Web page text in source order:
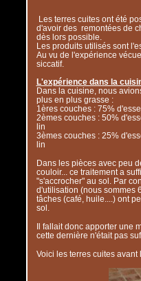
Les terres cuites ont été
d'avoir des remontées de
dès lors possible.
Les produits utilisés sont
Au vu de l'expérience
siccatif.
L'expérience dans la
Dans la cuisine, nous
plus en plus grasse :
1ères couches : 75%
2èmes couches : 50%
lin
3èmes couches : 25%
lin
Dans les pièces avec peu
couloir... ce traitement a
"s'accrocher" au sol. Par
d'utilisation (nous sommes
tâches (café, huile....) ont
sol.
Il fallait donc apporter une
cette dernière n'était pas
Voici les terres cuites avant